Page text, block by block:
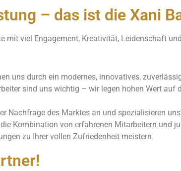
– das ist die Xani
mit viel Engagement, Kreativität, Leidenschaft
uns durch ein modernes, innovatives,
sind uns wichtig – wir legen hohen Wert auf
Nachfrage des Marktes an und spezialisieren
Kombination von erfahrenen Mitarbeitern und
zu Ihrer vollen Zufriedenheit meistern.